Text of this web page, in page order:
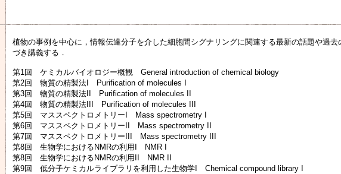
植物の事例を中心に，情報伝達分子を介した細胞間シグナリングに関連する最新の話題や過
づき講義する．
第1回 ケミカルバイオロジー概観 General introduction of chemical biology
第2回 物質の精製法I Purification of molecules I
第3回 物質の精製法II Purification of molecules II
第4回 物質の精製法III Purification of molecules III
第5回 マススペクトロメトリーI Mass spectrometry I
第6回 マススペクトロメトリーII Mass spectrometry II
第7回 マススペクトロメトリーIII Mass spectrometry III
第8回 生物学におけるNMRの利用I NMR I
第8回 生物学におけるNMRの利用II NMR II
第9回 低分子ケミカルライブラリを利用した生物学I Chemical compound library I